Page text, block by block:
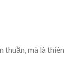
thuần, mà là thiên